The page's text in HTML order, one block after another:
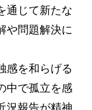
通じて新たな
や問題解決に
感を和らげる
中で孤立を感
況報告が精神